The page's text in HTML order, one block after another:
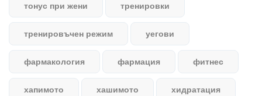
тонус при жени тренировки
тренировъчен режим уегови
фармакология фармация фитнес
хапимото хашимото хидратация